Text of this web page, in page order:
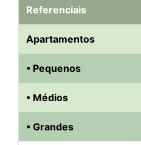
Referenciais
Apartamentos
• Pequenos
• Médios
• Grandes